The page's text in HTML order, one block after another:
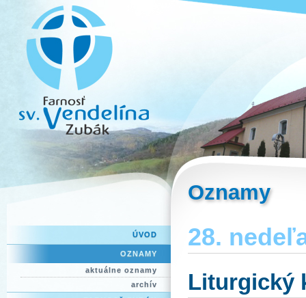
ÚVOD
OZNAMY
aktuálne oznamy
archív
Oznamy
28.
Liturgický